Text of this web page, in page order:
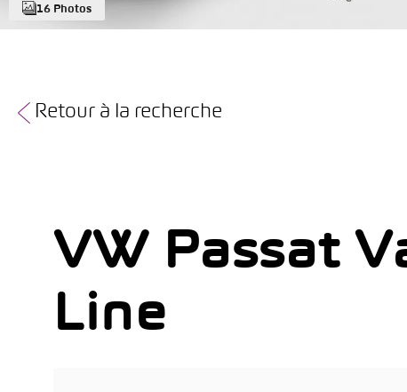
16 Photos
Retour à la recherche
VW Passat
Line